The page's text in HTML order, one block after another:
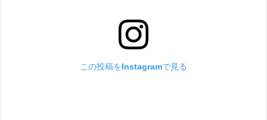
この投稿をInstagramで見る